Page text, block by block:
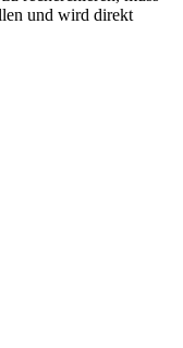
und wird direkt